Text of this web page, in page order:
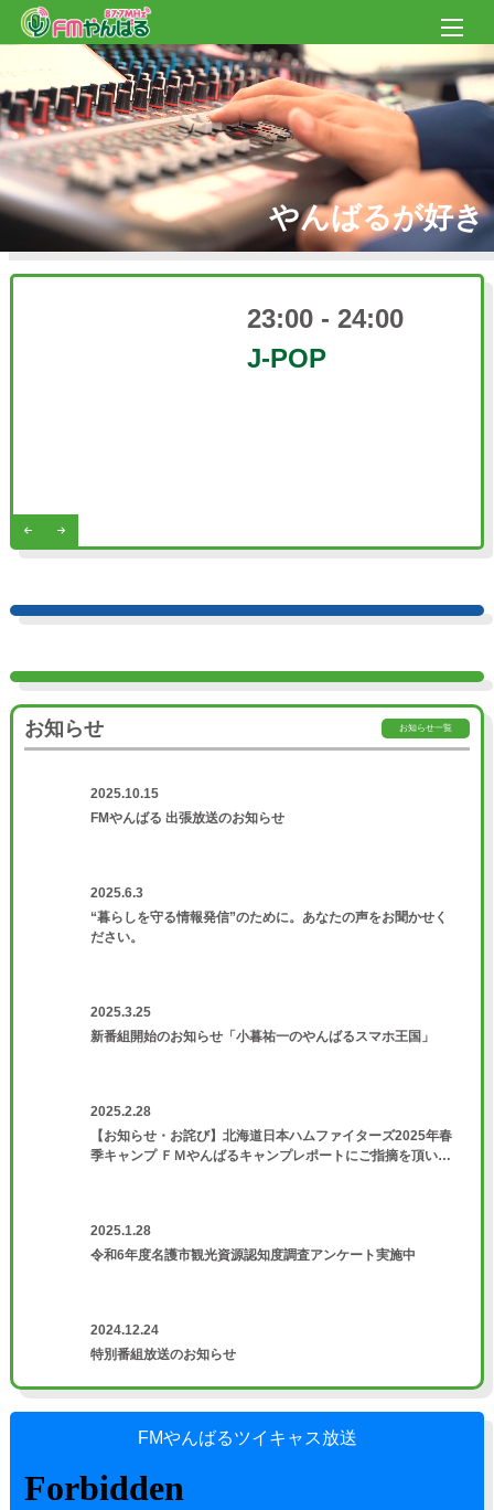
やんばるが好き
23:00 - 24:00
J-POP
お知らせ お知らせ一覧
2025.10.15
FMやんばる 出張放送のお知らせ
2025.6.3
“暮らしを守る情報発信”のために。あなたの声をお聞かせく
ださい。
2025.3.25
新番組開始のお知らせ「小暮祐一のやんばるスマホ王国」
2025.2.28
【お知らせ・お詫び】北海道日本ハムファイターズ2025年春
季キャンプ ＦＭやんばるキャンプレポートにご指摘を頂いた
2025.1.28
令和6年度名護市観光資源認知度調査アンケート実施中
2024.12.24
特別番組放送のお知らせ